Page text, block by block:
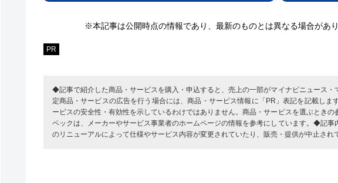
※本記事は公開時点の情報であり、最新のものとは異なる場合があ
PR
◆記事で紹介した商品・サービスを購入・申込すると、売上の一部がマイナビニュース
定商品・サービスの広告を行う場合には、商品・サービス情報に「PR」表記を記載し
ービスの安全性・有効性を示しているわけではありません。商品・サービスを選ぶとき
ペックは、メーカーやサービス事業者のホームページの情報を参考にしています。◆記
のリニューアルによって仕様やサービス内容が変更されていたり、販売・提供が中止され